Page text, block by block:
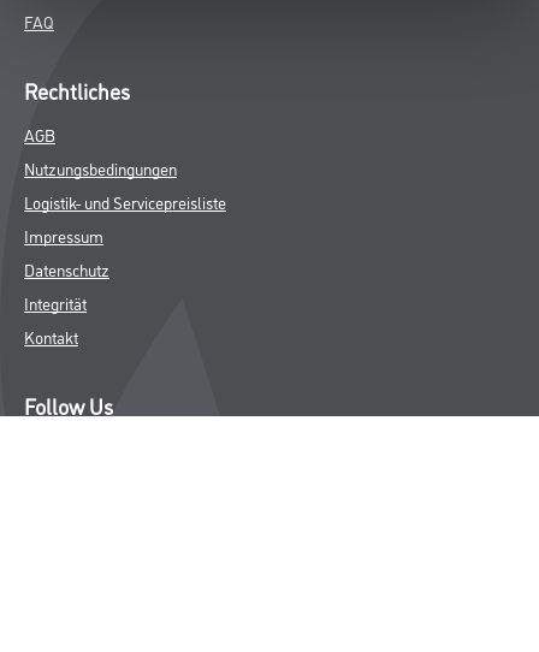
FAQ
Rechtliches
AGB
Nutzungsbedingungen
Logistik- und Servicepreisliste
Impressum
Datenschutz
Integrität
Kontakt
Follow Us